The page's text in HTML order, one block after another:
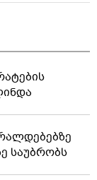
საუბრობს